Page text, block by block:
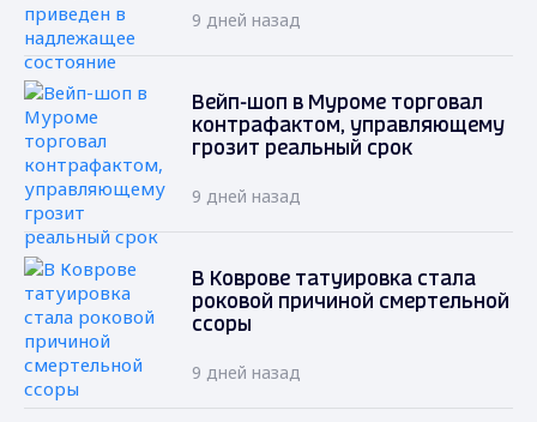
9 дней назад
Вейп-шоп в Муроме торговал
контрафактом, управляющему
грозит реальный срок
9 дней назад
В Коврове татуировка стала
роковой причиной смертельной
ссоры
9 дней назад